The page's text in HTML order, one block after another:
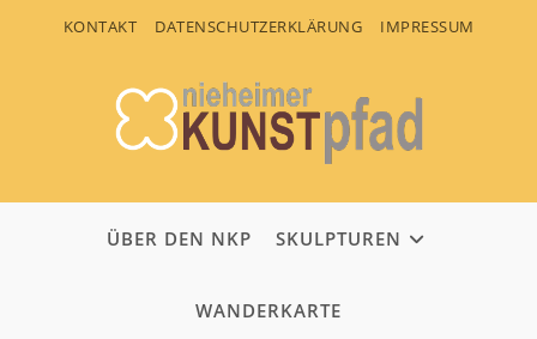
KONTAKT DATENSCHUTZERKLÄRUNG IMPRESSUM
ÜBER DEN NKP SKULPTUREN
WANDERKARTE